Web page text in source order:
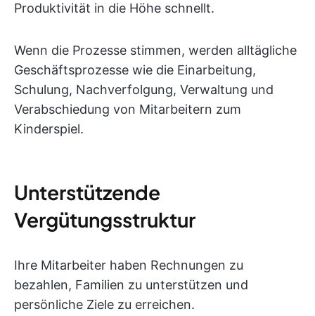
Produktivität in die Höhe schnellt.
Wenn die Prozesse stimmen, werden alltägliche
Geschäftsprozesse wie die Einarbeitung,
Schulung, Nachverfolgung, Verwaltung und
Verabschiedung von Mitarbeitern zum
Kinderspiel.
Unterstützende
Vergütungsstruktur
Ihre Mitarbeiter haben Rechnungen zu
bezahlen, Familien zu unterstützen und
persönliche Ziele zu erreichen.